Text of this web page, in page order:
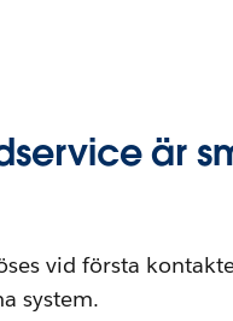
är
vid första
system.